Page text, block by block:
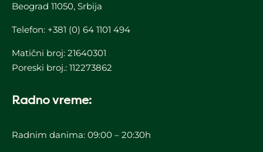
Beograd 11050, Srbija
Telefon: +381 (0) 64 1101 494
Matični broj: 21640301
Poreski broj.: 112273862
Radno vreme:
Radnim danima: 09:00 – 20:30h